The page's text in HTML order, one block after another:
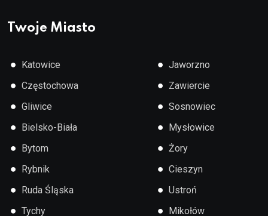
Twoje Miasto
● Katowice
● Częstochowa
● Gliwice
● Bielsko-Biała
● Bytom
● Rybnik
● Ruda Śląska
● Tychy
● Jaworzno
● Zawiercie
● Sosnowiec
● Mysłowice
● Żory
● Cieszyn
● Ustroń
● Mikołów